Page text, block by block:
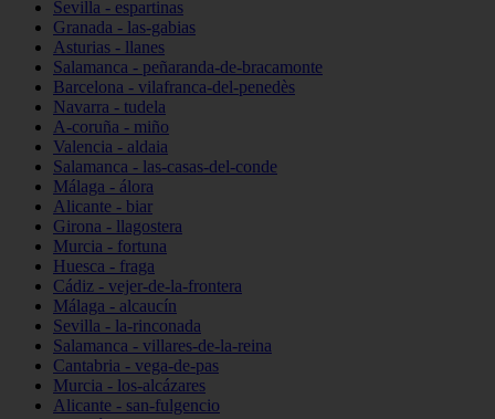
Sevilla - espartinas
Granada - las-gabias
Asturias - llanes
Salamanca - peñaranda-de-bracamonte
Barcelona - vilafranca-del-penedès
Navarra - tudela
A-coruña - miño
Valencia - aldaia
Salamanca - las-casas-del-conde
Málaga - álora
Alicante - biar
Girona - llagostera
Murcia - fortuna
Huesca - fraga
Cádiz - vejer-de-la-frontera
Málaga - alcaucín
Sevilla - la-rinconada
Salamanca - villares-de-la-reina
Cantabria - vega-de-pas
Murcia - los-alcázares
Alicante - san-fulgencio